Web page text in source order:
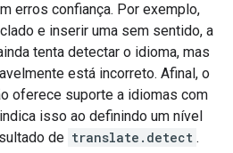
erros confiança. Por exemplo,
e inserir uma sem sentido, a
tenta detectar o idioma, mas
está incorreto. Afinal, o
oferece suporte a idiomas com
isso ao definindo um nível
de translate.detect .